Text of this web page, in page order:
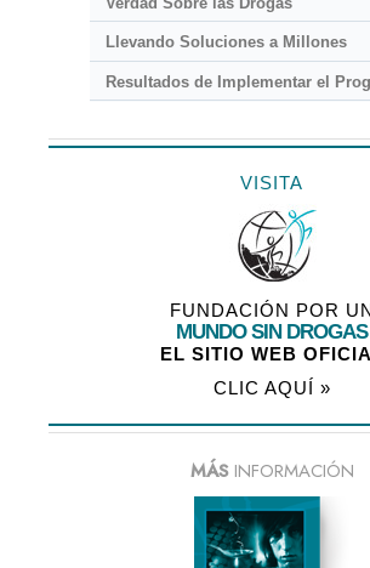
Llevando Soluciones a Millones
Resultados de Implementar el
VISITA
FUNDACIÓN POR
MUNDO SIN DROGAS
EL SITIO WEB
CLIC AQUÍ »
MÁSINFORMACIÓN